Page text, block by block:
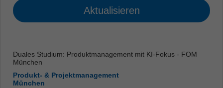
Aktualisieren
Duales Studium: Produktmanagement mit KI-Fokus - FOM
München
Produkt- & Projektmanagement
München